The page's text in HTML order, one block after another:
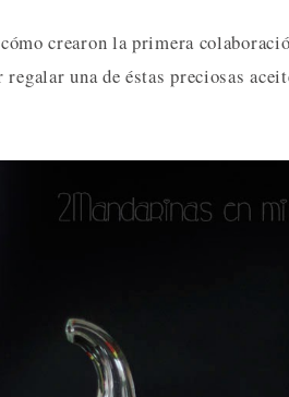
crearon la primera
una de éstas preciosas